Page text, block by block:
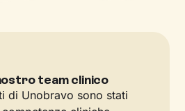
team clinico
di Unobravo sono stati